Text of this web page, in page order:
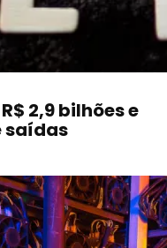
2,9 bilhões e
saídas